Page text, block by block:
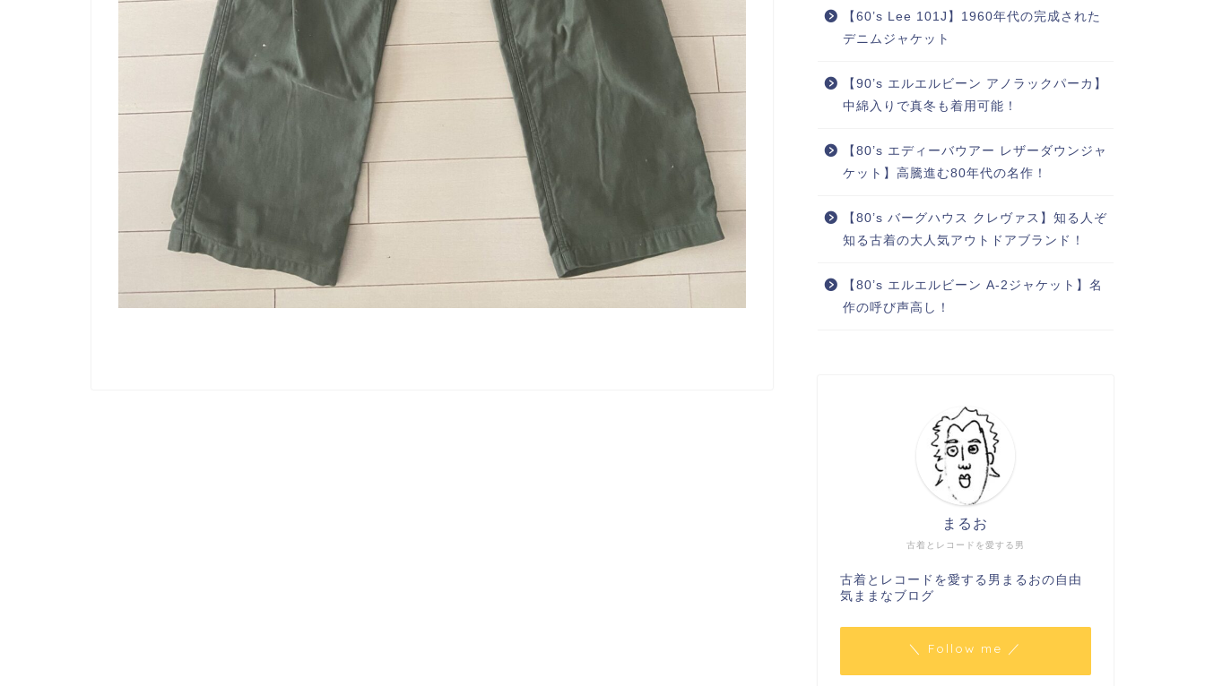
【60’s Lee 101J】1960年代の完成された
デニムジャケット
【90’s エルエルビーン アノラックパーカ】
中綿入りで真冬も着用可能！
【80’s エディーバウアー レザーダウンジャ
ケット】高騰進む80年代の名作！
【80’s バーグハウス クレヴァス】知る人ぞ
知る古着の大人気アウトドアブランド！
【80’s エルエルビーン A-2ジャケット】名
作の呼び声高し！
古着とレコードを愛する男
まるお
古着とレコードを愛する男まるおの自由
気ままなブログ
＼ Follow me ／